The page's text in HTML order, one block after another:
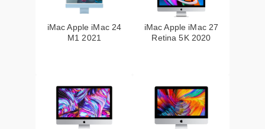
iMac Apple iMac 24
M1 2021
iMac Apple iMac 27
Retina 5K 2020